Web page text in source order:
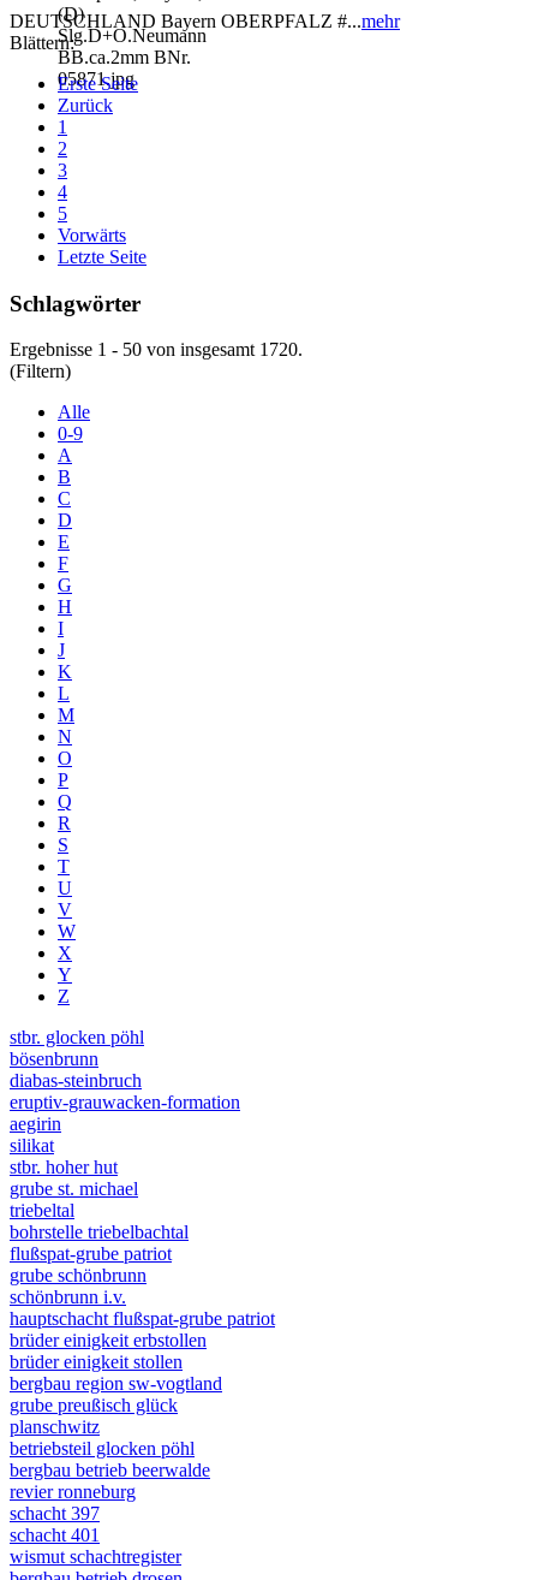
DEUTSCHLAND Bayern OBERPFALZ #...mehr
Blättern:
Erste Seite
Zurück
1
2
3
4
5
Vorwärts
Letzte Seite
Schlagwörter
Ergebnisse 1 - 50 von insgesamt 1720.
(Filtern)
Alle
0-9
A
B
C
D
E
F
G
H
I
J
K
L
M
N
O
P
Q
R
S
T
U
V
W
X
Y
Z
stbr. glocken pöhl
bösenbrunn
diabas-steinbruch
eruptiv-grauwacken-formation
aegirin
silikat
stbr. hoher hut
grube st. michael
triebeltal
bohrstelle triebelbachtal
flußspat-grube patriot
grube schönbrunn
schönbrunn i.v.
hauptschacht flußspat-grube patriot
brüder einigkeit erbstollen
brüder einigkeit stollen
bergbau region sw-vogtland
grube preußisch glück
planschwitz
betriebsteil glocken pöhl
bergbau betrieb beerwalde
revier ronneburg
schacht 397
schacht 401
wismut schachtregister